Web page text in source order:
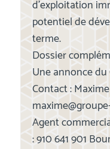
d’exploitation
potentiel de
terme.
Dossier
Une annonce
Contact :
Agent
: 910 641 901